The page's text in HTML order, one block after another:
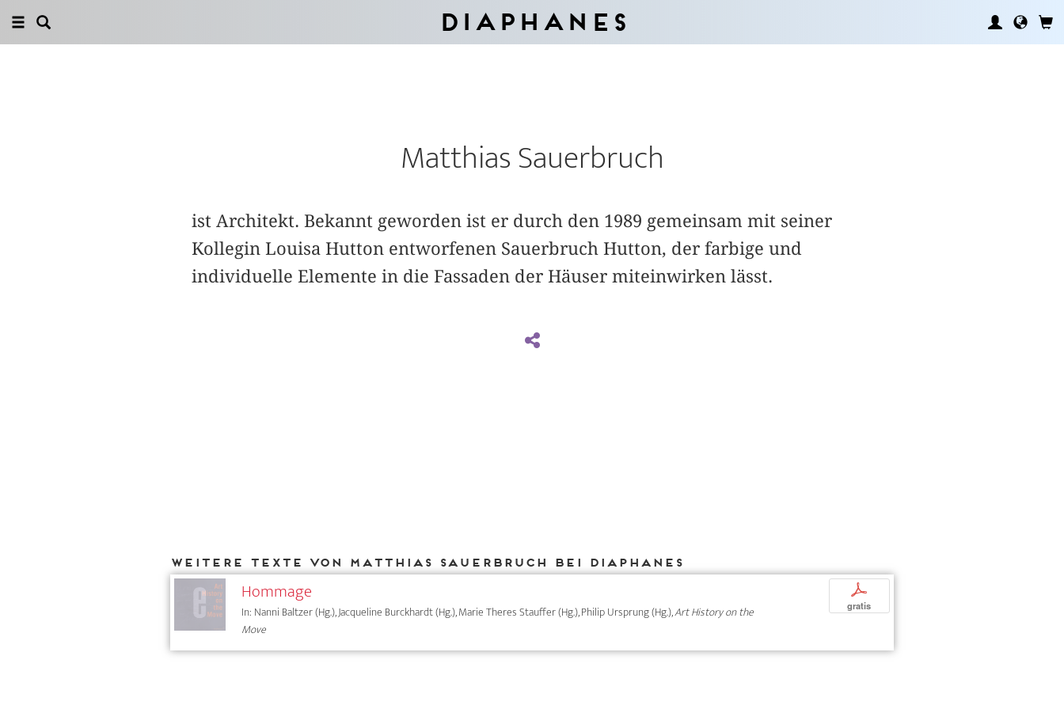
Diaphanes
Matthias Sauerbruch
ist Architekt. Bekannt geworden ist er durch den 1989 gemeinsam mit seiner
Kollegin Louisa Hutton entworfenen Sauerbruch Hutton, der farbige und
individuelle Elemente in die Fassaden der Häuser miteinwirken lässt.
Weitere Texte von Matthias Sauerbruch bei DIAPHANES
Hommage
In: Nanni Baltzer (Hg.), Jacqueline Burckhardt (Hg.), Marie Theres Stauffer (Hg.), Philip Ursprung (Hg.),Art History on the
Move
p
gratis